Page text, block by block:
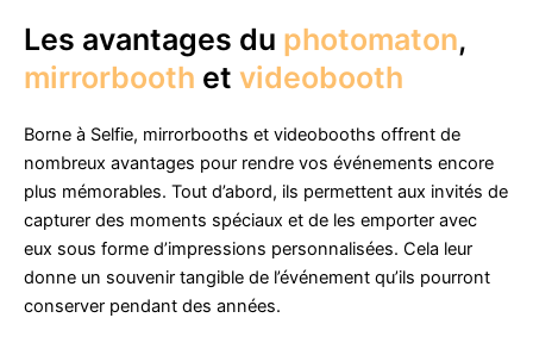
Les avantages du photomaton,
mirrorbooth et videobooth
Borne à Selfie, mirrorbooths et videobooths offrent de
nombreux avantages pour rendre vos événements encore
plus mémorables. Tout d’abord, ils permettent aux invités de
capturer des moments spéciaux et de les emporter avec
eux sous forme d’impressions personnalisées. Cela leur
donne un souvenir tangible de l’événement qu’ils pourront
conserver pendant des années.